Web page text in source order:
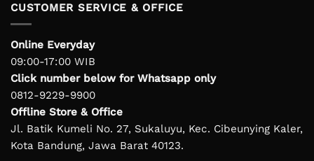
CUSTOMER SERVICE & OFFICE
Online Everyday
09:00-17:00 WIB
Click number below for Whatsapp only
0812-9229-9900
Offline Store & Office
Jl. Batik Kumeli No. 27, Sukaluyu, Kec. Cibeunying Kaler,
Kota Bandung, Jawa Barat 40123.